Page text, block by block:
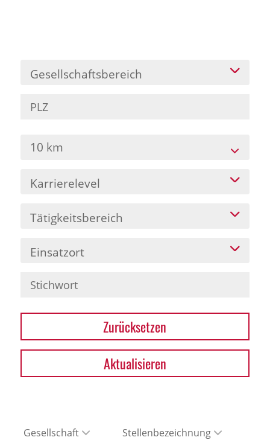
Karriere
Presse
News Archiv
Gesellschaftsbereich
10 km
Karrierelevel
Tätigkeitsbereich
Einsatzort
Zurücksetzen
Aktualisieren
Gesellschaft
Stellenbezeichnung